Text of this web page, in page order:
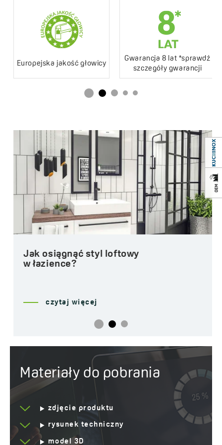
Lata_gwarancji
Lata gwarancji
8 *sprawdź szczegóły
Europejska jakość głowicy
Gwarancja 8 lat *sprawdź
szczegóły gwarancji
Jak osiągnąć styl loftowy
w łazience?
czytaj więcej
Materiały do pobrania
zdjęcie produktu
rysunek techniczny
model 3D